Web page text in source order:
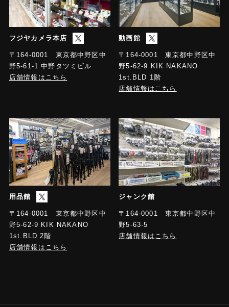
フジヤカメラ本店
〒164-0001 東京都中野区中
野5-61-1 中野タツミビル
店舗情報はこちら
動画館
〒164-0001 東京都中野区中
野5-62-9 KIK NAKANO
1st.BLD 1階
店舗情報はこちら
用品館
〒164-0001 東京都中野区中
野5-62-9 KIK NAKANO
1st.BLD 2階
店舗情報はこちら
ジャンク館
〒164-0001 東京都中野区中
野5-63-5
店舗情報はこちら